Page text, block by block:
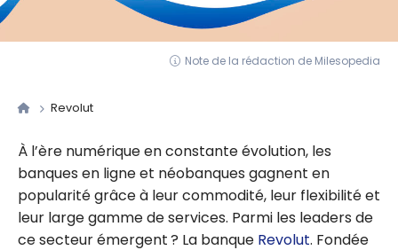
Note de la rédaction de Milesopedia
Revolut
À l’ère numérique en constante évolution, les
banques en ligne et néobanques gagnent en
popularité grâce à leur commodité, leur flexibilité et
leur large gamme de services. Parmi les leaders de
ce secteur émergent ? La banque Revolut. Fondée